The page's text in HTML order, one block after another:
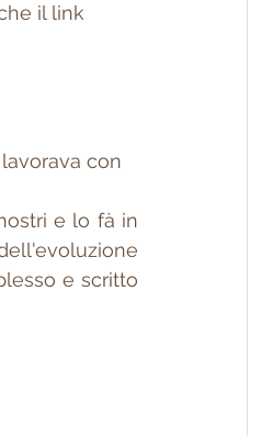
il link
con
e lo fà in
e scritto